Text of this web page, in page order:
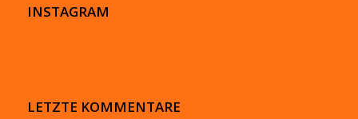
INSTAGRAM
LETZTE KOMMENTARE